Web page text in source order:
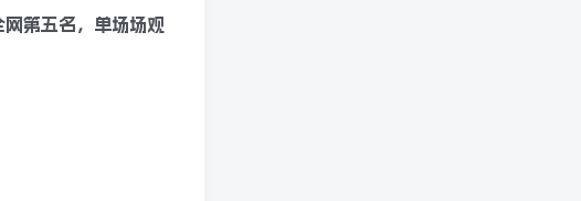
第五名，单场场观